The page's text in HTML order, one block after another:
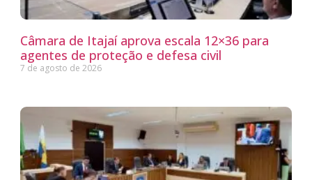
Câmara de Itajaí aprova escala 12×36 para
agentes de proteção e defesa civil
7 de agosto de 2026